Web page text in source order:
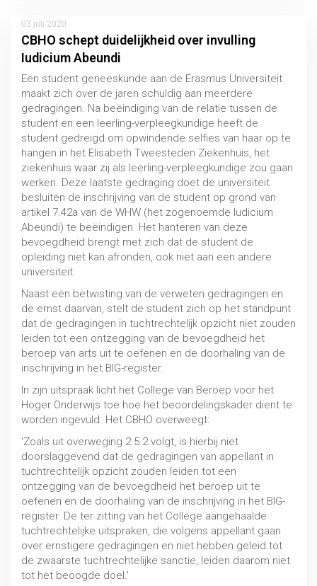
03 juli 2020
CBHO schept duidelijkheid over invulling
Iudicium Abeundi
Een student geneeskunde aan de Erasmus Universiteit
maakt zich over de jaren schuldig aan meerdere
gedragingen. Na beëindiging van de relatie tussen de
student en een leerling-verpleegkundige heeft de
student gedreigd om opwindende selfies van haar op te
hangen in het Elisabeth Tweesteden Ziekenhuis, het
ziekenhuis waar zij als leerling-verpleegkundige zou gaan
werken. Deze laatste gedraging doet de universiteit
besluiten de inschrijving van de student op grond van
artikel 7.42a van de WHW (het zogenoemde Iudicium
Abeundi) te beëindigen. Het hanteren van deze
bevoegdheid brengt met zich dat de student de
opleiding niet kan afronden, ook niet aan een andere
universiteit.
Naast een betwisting van de verweten gedragingen en
de ernst daarvan, stelt de student zich op het standpunt
dat de gedragingen in tuchtrechtelijk opzicht niet zouden
leiden tot een ontzegging van de bevoegdheid het
beroep van arts uit te oefenen en de doorhaling van de
inschrijving in het BIG-register.
In zijn uitspraak licht het College van Beroep voor het
Hoger Onderwijs toe hoe het beoordelingskader dient te
worden ingevuld. Het CBHO overweegt:
'Zoals uit overweging 2.5.2 volgt, is hierbij niet
doorslaggevend dat de gedragingen van appellant in
tuchtrechtelijk opzicht zouden leiden tot een
ontzegging van de bevoegdheid het beroep uit te
oefenen en de doorhaling van de inschrijving in het BIG-
register. De ter zitting van het College aangehaalde
tuchtrechtelijke uitspraken, die volgens appellant gaan
over ernstigere gedragingen en niet hebben geleid tot
de zwaarste tuchtrechtelijke sanctie, leiden daarom niet
tot het beoogde doel.'